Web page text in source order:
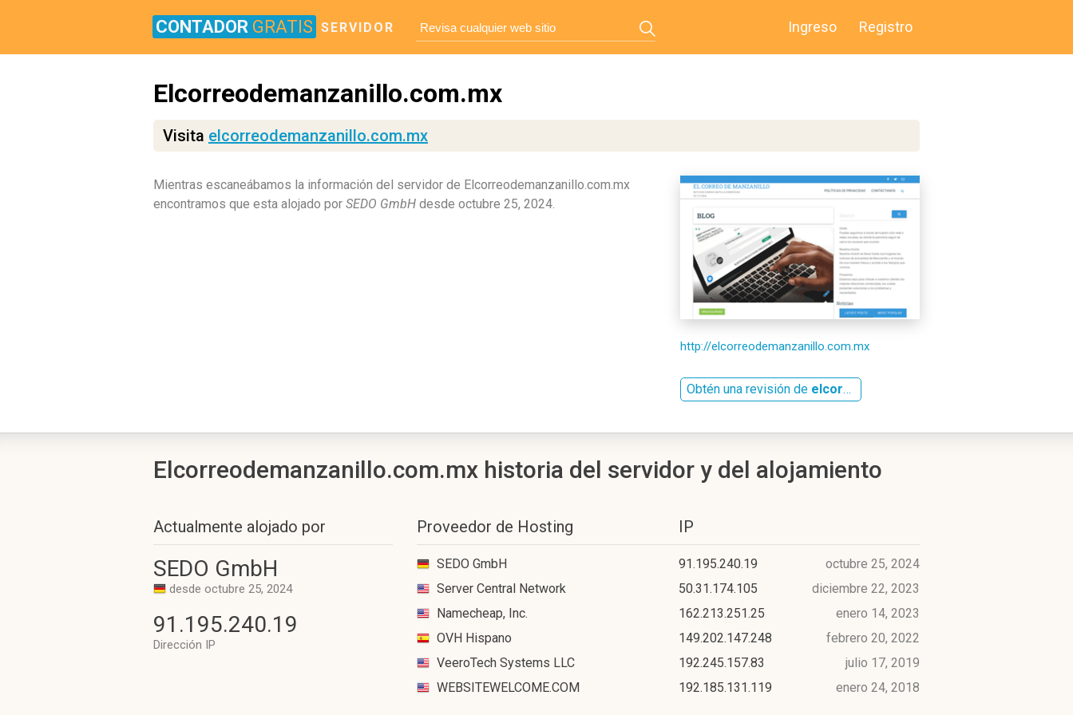
CONTADOR GRATIS SERVIDOR Ingreso Registro
Elcorreodemanzanillo.com.mx
Visita elcorreodemanzanillo.com.mx
Mientras escaneábamos la información del servidor de Elcorreodemanzanillo.com.mx
encontramos que esta alojado por SEDO GmbH desde octubre 25, 2024.
http://elcorreodemanzanillo.com.mx
Obtén una revisión de elcorreodemanzanillo.com.mx
Elcorreodemanzanillo.com.mx historia del servidor y del alojamiento
Actualmente alojado por
SEDO GmbH
desde octubre 25, 2024
91.195.240.19
Dirección IP
Proveedor de Hosting IP
SEDO GmbH 91.195.240.19
octubre 25, 2024
Server Central Network
50.31.174.105
diciembre 22, 2023
Namecheap, Inc.
162.213.251.25
enero 14, 2023
OVH Hispano
149.202.147.248
febrero 20, 2022
VeeroTech Systems LLC
192.245.157.83
julio 17, 2019
WEBSITEWELCOME.COM
192.185.131.119 enero 24, 2018